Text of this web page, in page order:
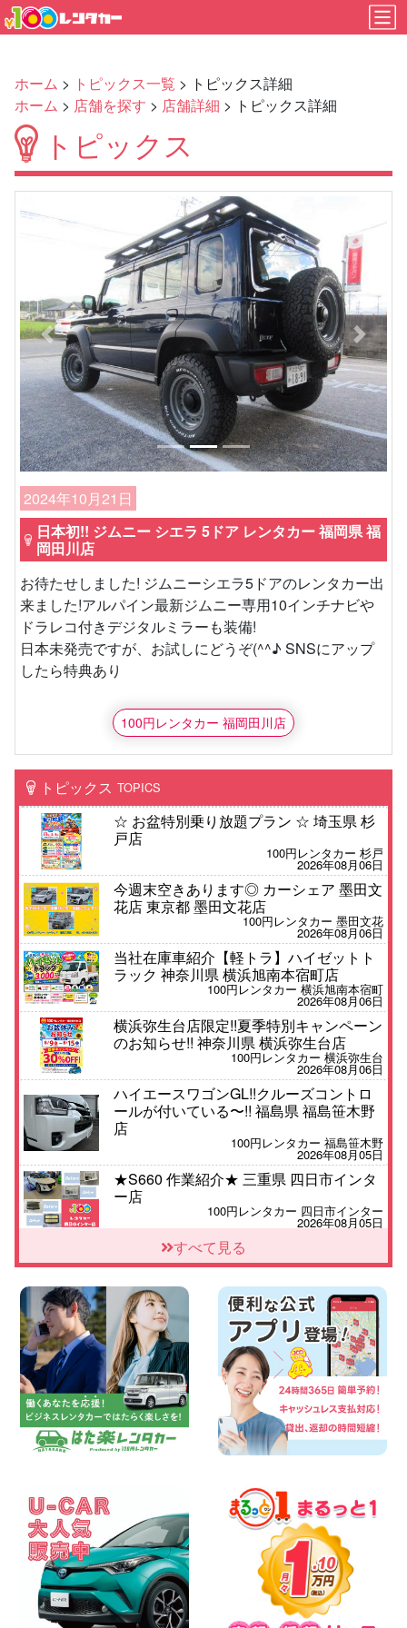
ホーム > トピックス一覧 > トピックス詳細
ホーム > 店舗を探す > 店舗詳細 > トピックス詳細
トピックス
Previous Next
2024年10月21日
日本初!! ジムニー シエラ 5ドア レンタカー 福岡県 福
岡田川店
お待たせしました! ジムニーシエラ5ドアのレンタカー出
来ました!アルパイン最新ジムニー専用10インチナビや
ドラレコ付きデジタルミラーも装備!
日本未発売ですが、お試しにどうぞ(^^♪ SNSにアップ
したら特典あり
100円レンタカー 福岡田川店
トピックス TOPICS
☆ お盆特別乗り放題プラン ☆ 埼玉県 杉
戸店
100円レンタカー 杉戸
2026年08月06日
今週末空きあります◎ カーシェア 墨田文
花店 東京都 墨田文花店
100円レンタカー 墨田文花
2026年08月06日
当社在庫車紹介【軽トラ】ハイゼットト
ラック 神奈川県 横浜旭南本宿町店
100円レンタカー 横浜旭南本宿町
2026年08月06日
横浜弥生台店限定!!夏季特別キャンペーン
のお知らせ!! 神奈川県 横浜弥生台店
100円レンタカー 横浜弥生台
2026年08月06日
ハイエースワゴンGL!!クルーズコントロ
ールが付いている〜!! 福島県 福島笹木野
店
100円レンタカー 福島笹木野
2026年08月05日
★S660 作業紹介★ 三重県 四日市インタ
ー店
100円レンタカー 四日市インター
2026年08月05日
佐渡空港店はお盆も休まず営業中
&#8252; 新潟県 佐渡空港店
2026年08月05日
※※超格安日額5,800円※※荷物運びに最適
の軽バンのレンタカー!! 出雲ドーム前店
島根県 出雲ドーム前店
100円レンタカー 出雲ドーム前
2026年08月05日
三河安城店 人気のハイブリッドレンタカ
ー♪新型プリウスご予約受付中です! 愛知
県 三河安城店
100円レンタカー 三河安城
夏季休業のお知らせ☆ 大阪府 寝屋川太間
100円レンタカー 寝屋川太間東町
2026年08月04日
人気のスペイドワゴン ライトブルーで登
場です! 東京都 羽田空港店
100円レンタカー 羽田空港
2026年08月04日
【カーシェアのレンタカーが2台になりま
すべて見る